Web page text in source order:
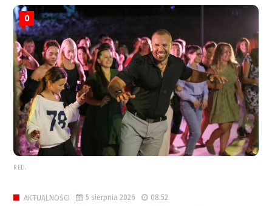
0
RED.
AKTUALNOŚCI 5 sierpnia 2026 08:52